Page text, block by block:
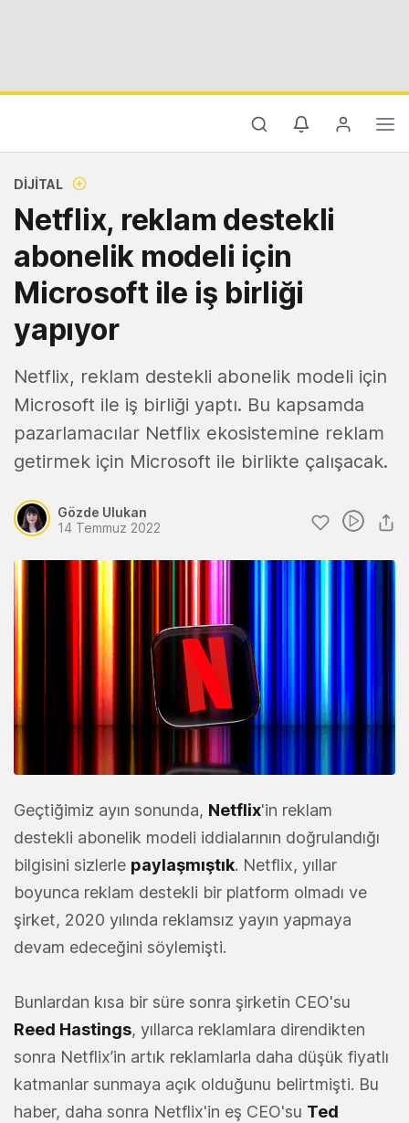
DIJITAL
Netflix, reklam destekli
abonelik modeli için
Microsoft ile iş birliği
yapıyor
Netflix, reklam destekli abonelik modeli için
Microsoft ile iş birliği yaptı. Bu kapsamda
pazarlamacılar Netflix ekosistemine reklam
getirmek için Microsoft ile birlikte çalışacak.
Gözde Ulukan
14 Temmuz 2022
Geçtiğimiz ayın sonunda, Netflix'in reklam
destekli abonelik modeli iddialarının doğrulandığı
bilgisini sizlerle paylaşmıştık. Netflix, yıllar
boyunca reklam destekli bir platform olmadı ve
şirket, 2020 yılında reklamsız yayın yapmaya
devam edeceğini söylemişti.
Bunlardan kısa bir süre sonra şirketin CEO'su
Reed Hastings, yıllarca reklamlara direndikten
sonra Netflix’in artık reklamlarla daha düşük fiyatlı
katmanlar sunmaya açık olduğunu belirtmişti. Bu
haber, daha sonra Netflix'in eş CEO'su Ted